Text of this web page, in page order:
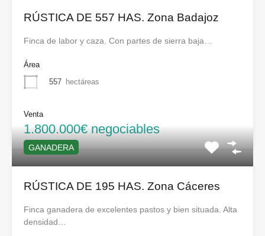
RÚSTICA DE 557 HAS. Zona Badajoz
Finca de labor y caza. Con partes de sierra baja…
Área
557 hectáreas
Venta
1.800.000€ negociables
GANADERA
RÚSTICA DE 195 HAS. Zona Cáceres
Finca ganadera de excelentes pastos y bien situada. Alta
densidad…